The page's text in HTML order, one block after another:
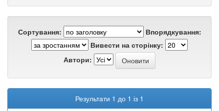
Сортування:
Впорядкування:
Вивести на сторінку:
Автори:
Результати 1 до 1 із 1